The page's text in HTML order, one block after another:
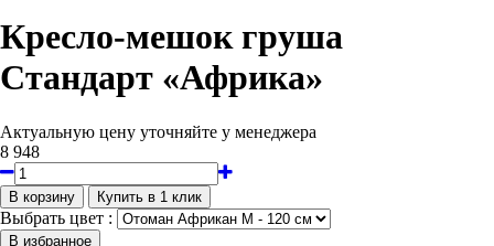
Кресло-мешок груша
Стандарт «Африка»
Актуальную цену уточняйте у менеджера
8 948
Выбрать цвет :